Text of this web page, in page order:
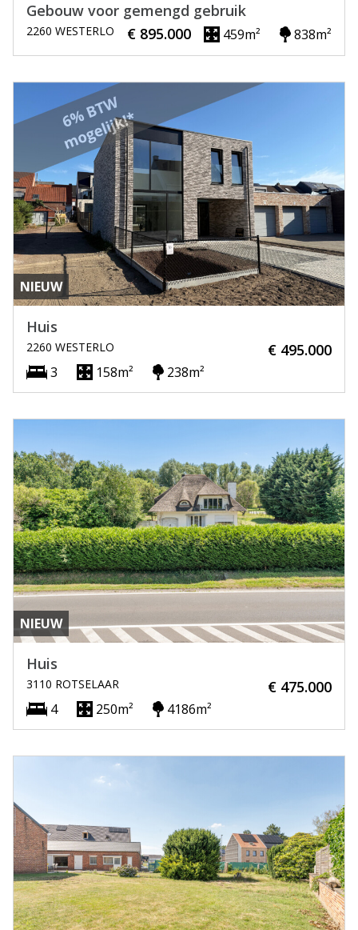
Gebouw voor gemengd gebruik
2260 WESTERLO € 895.000 459m² 838m²
NIEUW
Huis
2260 WESTERLO € 495.000
3 158m² 238m²
NIEUW
Huis
3110 ROTSELAAR € 475.000
4 250m² 4186m²